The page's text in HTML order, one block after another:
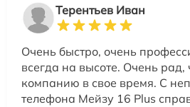
Терентьев Иван
Очень быстро, очень
всегда на высоте. Очень рад,
компанию в свое время. С
телефона Мейзу 16 Plus